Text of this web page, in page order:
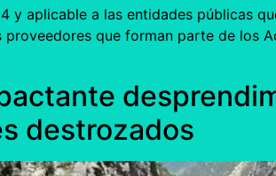
y aplicable a las entidades públicas
que forman parte de los
destrozados